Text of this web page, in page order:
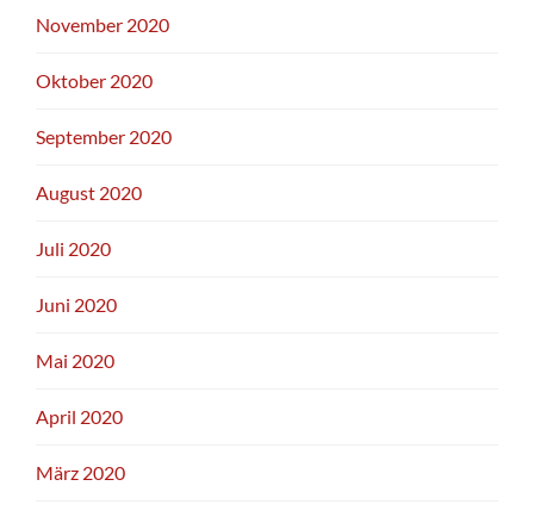
November 2020
Oktober 2020
September 2020
August 2020
Juli 2020
Juni 2020
Mai 2020
April 2020
März 2020